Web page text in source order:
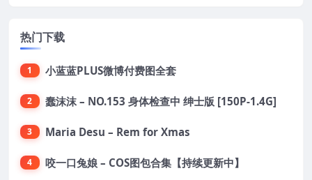
热门下载
1 小蓝蓝PLUS微博付费图全套
2 蠢沫沫 – NO.153 身体检查中 绅士版 [150P-1.4G]
3 Maria Desu – Rem for Xmas
4 咬一口兔娘 – COS图包合集【持续更新中】